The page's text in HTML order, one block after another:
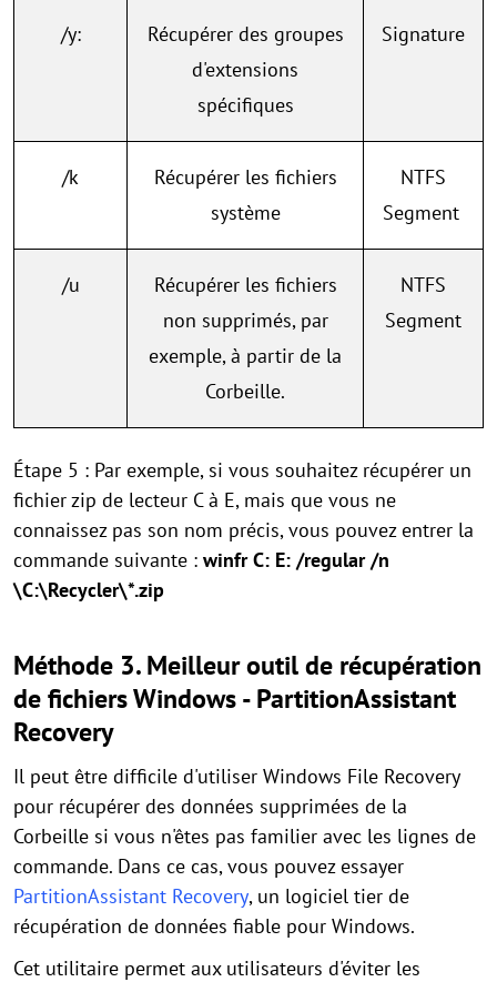
/y:
Récupérer des groupes
d'extensions
spécifiques
Signature
/k Récupérerles fichiers
système
NTFS
Segment​​​​​
/u
Récupérer les fichiers
non supprimés, par
exemple, à partir de la
Corbeille.
NTFS
Segment
Étape 5 : Par exemple, si vous souhaitez récupérer un
fichier zip de lecteur C à E, mais que vous ne
connaissez pas son nom précis, vous pouvez entrer la
commande suivante : winfr C: E: /regular /n
\C:\Recycler\*.zip
Méthode 3. Meilleur outil de récupération
de fichiers Windows - PartitionAssistant
Recovery
Il peut être difficile d'utiliser Windows File Recovery
pour récupérer des données supprimées de la
Corbeille si vous n'êtes pas familier avec les lignes de
commande. Dans ce cas, vous pouvez essayer
PartitionAssistant Recovery, un logiciel tier de
récupération de données fiable pour Windows.
Cet utilitaire permet aux utilisateurs d'éviter les